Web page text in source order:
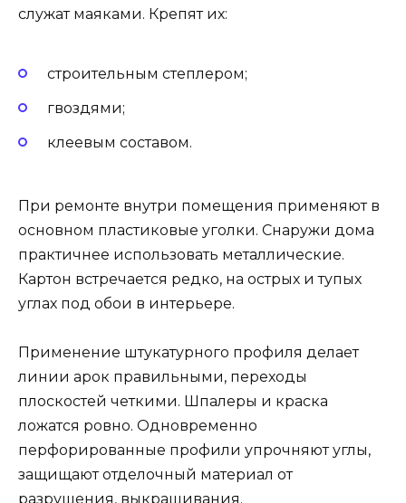
служат маяками. Крепят их:
строительным степлером;
гвоздями;
клеевым составом.
При ремонте внутри помещения применяют в
основном пластиковые уголки. Снаружи дома
практичнее использовать металлические.
Картон встречается редко, на острых и тупых
углах под обои в интерьере.
Применение штукатурного профиля делает
линии арок правильными, переходы
плоскостей четкими. Шпалеры и краска
ложатся ровно. Одновременно
перфорированные профили упрочняют углы,
защищают отделочный материал от
разрушения, выкрашивания.